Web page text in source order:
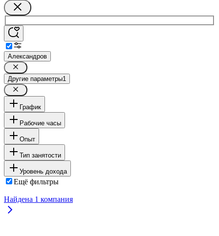
Александров
Другие параметры1
График
Рабочие часы
Опыт
Тип занятости
Уровень дохода
Ещё фильтры
Найдена 1 компания